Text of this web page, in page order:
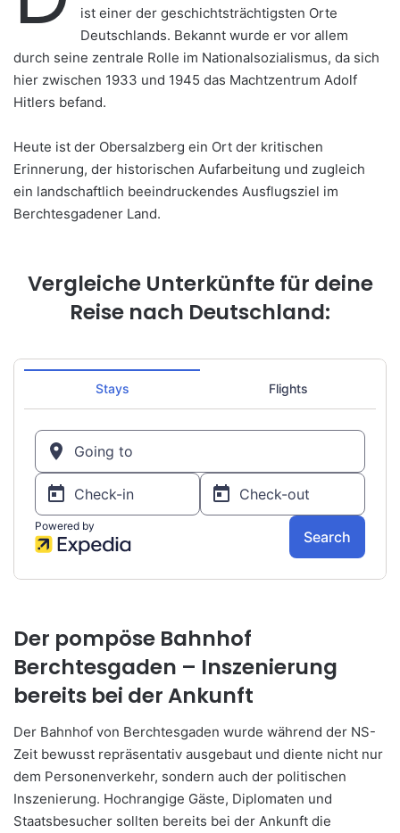
ist einer der geschichtsträchtigsten Orte
Deutschlands. Bekannt wurde er vor allem
durch seine zentrale Rolle im Nationalsozialismus, da sich
hier zwischen 1933 und 1945 das Machtzentrum Adolf
Hitlers befand.
Heute ist der Obersalzberg ein Ort der kritischen
Erinnerung, der historischen Aufarbeitung und zugleich
ein landschaftlich beeindruckendes Ausflugsziel im
Berchtesgadener Land.
Vergleiche Unterkünfte für deine
Reise nach Deutschland:
Der pompöse Bahnhof
Berchtesgaden – Inszenierung
bereits bei der Ankunft
Der Bahnhof von Berchtesgaden wurde während der NS-
Zeit bewusst repräsentativ ausgebaut und diente nicht nur
dem Personenverkehr, sondern auch der politischen
Inszenierung. Hochrangige Gäste, Diplomaten und
Staatsbesucher sollten bereits bei der Ankunft die